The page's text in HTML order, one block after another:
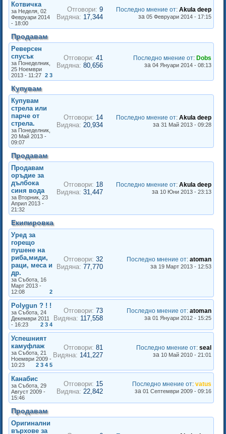
Котвичка
Отговори: 9
Видяна: 17,344
Последно мнение от: Akula deep
за 05 Февруари 2014 - 17:15
за Неделя, 02
Февруари 2014
- 18:00
Продавам
Реверсен
спусък
Отговори: 41
Видяна: 80,656
Последно мнение от: Dobs
за 04 Януари 2014 - 08:13
за Понеделник,
25 Ноември
2013 - 11:27
2 3
Купувам
Купувам
стрела или
парче от
стрела.
Отговори: 14
Видяна: 20,934
Последно мнение от: Akula deep
за 31 Май 2013 - 09:28
за Понеделник,
20 Май 2013 -
09:07
Продавам
Продавам
оръдие за
дълбока
синя вода
Отговори: 18
Видяна: 31,447
Последно мнение от: Akula deep
за 10 Юни 2013 - 23:13
за Вторник, 23
Април 2013 -
21:32
Екипировка
Уред за
горещо
пушене на
риба,миди,
раци, меса и
др.
Отговори: 32
Видяна: 77,770
Последно мнение от: atoman
за 19 Март 2013 - 12:53
за Събота, 16
Март 2013 -
12:08
2
Polygun ? ! !
Отговори: 73
Видяна: 117,558
Последно мнение от: atoman
за 01 Януари 2012 - 15:25
за Събота, 24
Декември 2011
- 16:23
2 3 4
Успешният
камуфлаж
Отговори: 81
Видяна: 141,227
Последно мнение от: seal
за 10 Май 2010 - 21:01
за Събота, 21
Ноември 2009 -
10:23
2 3 4 5
Канабис
Отговори: 15
Видяна: 22,842
Последно мнение от: vatus
за 01 Септември 2009 - 09:16
за Събота, 29
Август 2009 -
15:46
Продавам
Оригинални
върхове за